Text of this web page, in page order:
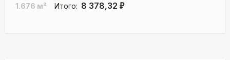
1.676 м² Итого: 8 378,32 ₽